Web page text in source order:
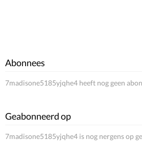
Abonnees
7madisone5185yjqhe4 heeft nog geen
Geabonneerd op
7madisone5185yjqhe4 is nog nergens op